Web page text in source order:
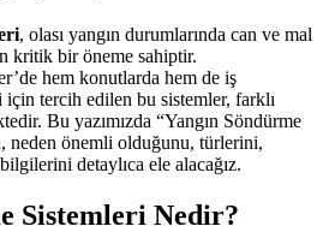
, olası yangın durumlarında can ve mal
kritik bir öneme sahiptir.
hem konutlarda hem de iş
tercih edilen bu sistemler, farklı
Bu yazımızda “Yangın Söndürme
neden önemli olduğunu, türlerini,
detaylıca ele alacağız.
Sistemleri Nedir?